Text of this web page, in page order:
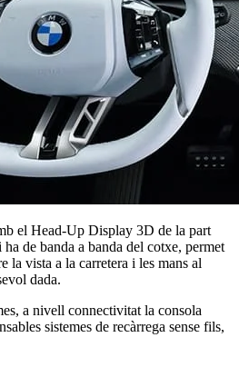
el Head-Up Display 3D de la part
de banda a banda del cotxe, permet
la vista a la carretera i les mans al
dada.
a nivell connectivitat la consola
sistemes de recàrrega sense fils,